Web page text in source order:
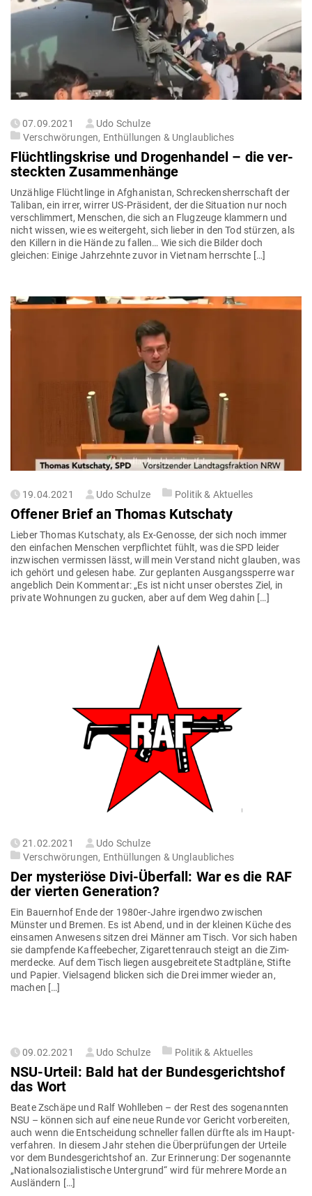
Gepostet
am
07.09.2021
Udo Schulze
Verschwörungen, Enthüllungen & Unglaubliches
Flücht­lings­krise und Dro­gen­handel – die ver­
steckten Zusammenhänge
Unzählige Flücht­linge in Afgha­nistan, Schre­ckens­herr­schaft der
Taliban, ein irrer, wirrer US-Prä­­sident, der die Situation nur noch
ver­schlimmert, Men­schen, die sich an Flug­zeuge klammern und
nicht wissen, wie es wei­tergeht, sich lieber in den Tod stürzen, als
den Killern in die Hände zu fallen… Wie sich die Bilder doch
gleichen: Einige Jahr­zehnte zuvor in Vietnam herrschte […]
Gepostet
am
19.04.2021 Udo Schulze Politik & Aktuelles
Offener Brief an Thomas Kutschaty
Lieber Thomas Kut­schaty, als Ex-Genosse, der sich noch immer
den ein­fachen Men­schen ver­pflichtet fühlt, was die SPD leider
inzwi­schen ver­missen lässt, will mein Ver­stand nicht glauben, was
ich gehört und gelesen habe. Zur geplanten Aus­gangs­sperre war
angeblich Dein Kom­mentar: „Es ist nicht unser oberstes Ziel, in
private Woh­nungen zu gucken, aber auf dem Weg dahin […]
Gepostet
am
21.02.2021
Udo Schulze
Verschwörungen, Enthüllungen & Unglaubliches
Der mys­te­riöse Divi-Überfall: War es die RAF
der vierten Generation?
Ein Bau­ernhof Ende der 1980er-Jahre irgendwo zwi­schen
Münster und Bremen. Es ist Abend, und in der kleinen Küche des
ein­samen Anwesens sitzen drei Männer am Tisch. Vor sich haben
sie damp­fende Kaf­fee­becher, Ziga­ret­ten­rauch steigt an die Zim­
mer­decke. Auf dem Tisch liegen aus­ge­breitete Stadt­pläne, Stifte
und Papier. Viel­sagend blicken sich die Drei immer wieder an,
machen […]
Gepostet
09.02.2021 Udo Schulze Politik & Aktuelles
NSU-Urteil: Bald hat der Bun­des­ge­richtshof
das Wort
Beate Zschäpe und Ralf Wohl­leben – der Rest des soge­nannten
NSU – können sich auf eine neue Runde vor Gericht vor­be­reiten,
auch wenn die Ent­scheidung schneller fallen dürfte als im Haupt­
ver­fahren. In diesem Jahr stehen die Über­prü­fungen der Urteile
vor dem Bun­des­ge­richtshof an. Zur Erin­nerung: Der soge­nannte
„Natio­nal­so­zia­lis­tische Unter­grund“ wird für mehrere Morde an
Ausländern […]